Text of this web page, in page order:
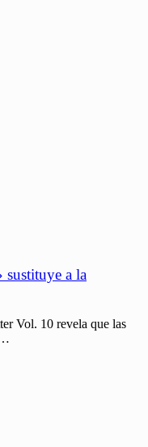
a la
Vol. 10 revela que las